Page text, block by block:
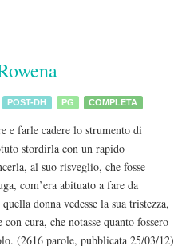
POST-DH PG COMPLETA
e farle cadere lo strumento di
stordirla con un rapido
al suo risveglio, che fosse
com’era abituato a fare da
donna vedesse la sua tristezza,
cura, che notasse quanto fossero
(2616 parole, pubblicata 25/03/12)